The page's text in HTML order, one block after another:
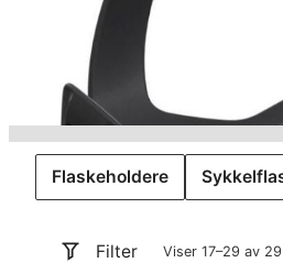
Flaskeholdere
Filter Viser 17–29 av